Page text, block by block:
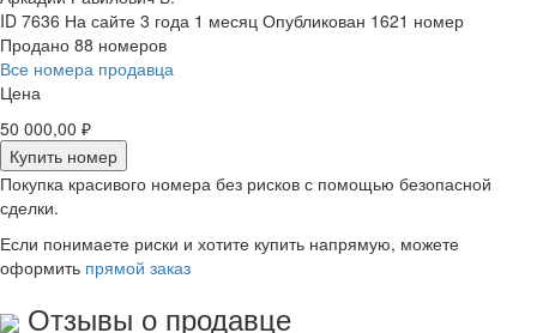
ID 7636 На сайте 3 года 1 месяц Опубликован 1621 номер
Продано 88 номеров
Все номера продавца
Цена
50 000,00 ₽
Купить номер
Покупка красивого номера без рисков с помощью безопасной
сделки.
Если понимаете риски и хотите купить напрямую, можете
оформить прямой заказ
Отзывы о продавце